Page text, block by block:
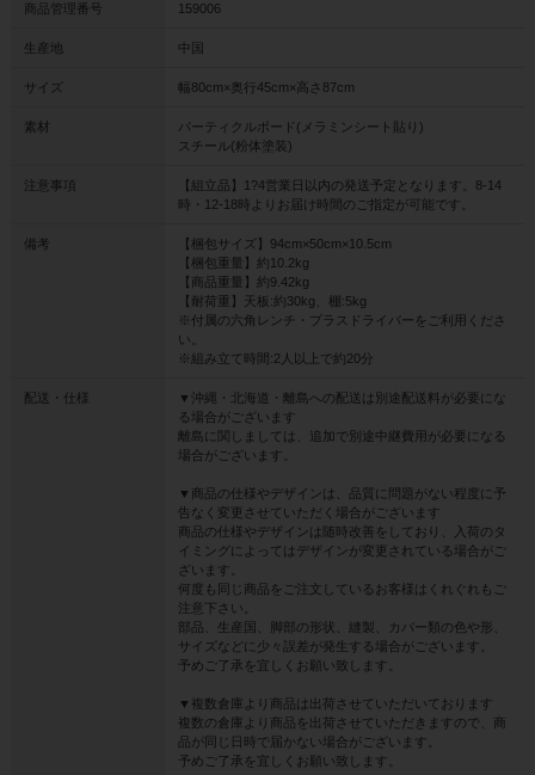
商品管理番号 159006
生産地 中国
サイズ 幅80cm×奥行45cm×高さ87cm
素材
パーティクルボード(メラミンシート貼り)
スチール(粉体塗装)
注意事項
【組立品】1?4営業日以内の発送予定となります。8-14
時・12-18時よりお届け時間のご指定が可能です。
備考
【梱包サイズ】94cm×50cm×10.5cm
【梱包重量】約10.2kg
【商品重量】約9.42kg
【耐荷重】天板:約30kg、棚:5kg
※付属の六角レンチ・プラスドライバーをご利用くださ
い。
※組み立て時間:2人以上で約20分
配送・仕様
▼沖縄・北海道・離島への配送は別途配送料が必要にな
る場合がございます
離島に関しましては、追加で別途中継費用が必要になる
場合がございます。
▼商品の仕様やデザインは、品質に問題がない程度に予
告なく変更させていただく場合がございます
商品の仕様やデザインは随時改善をしており、入荷のタ
イミングによってはデザインが変更されている場合がご
ざいます。
何度も同じ商品をご注文しているお客様はくれぐれもご
注意下さい。
部品、生産国、脚部の形状、縫製、カバー類の色や形、
サイズなどに少々誤差が発生する場合がございます。
予めご了承を宜しくお願い致します。
▼複数倉庫より商品は出荷させていただいております
複数の倉庫より商品を出荷させていただきますので、商
品が同じ日時で届かない場合がございます。
予めご了承を宜しくお願い致します。